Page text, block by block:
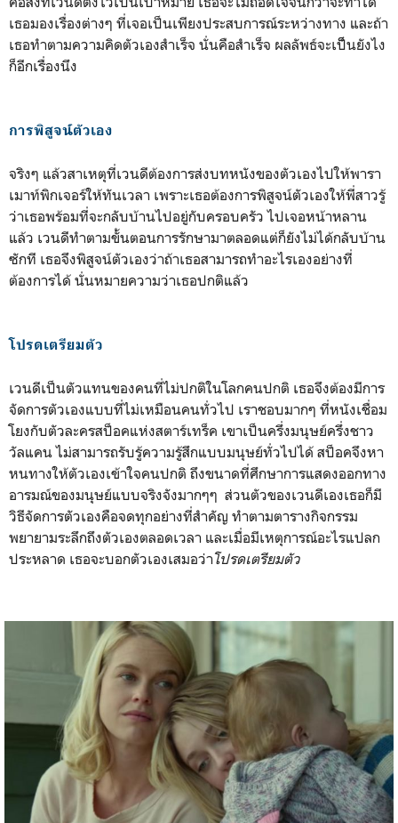
เธอมองเรื่องต่างๆ ที่เจอเป็นเพียงประสบการณ์ระหว่างทาง และถ้า
เธอทำตามความคิดตัวเองสำเร็จ นั่นคือสำเร็จ ผลลัพธ์จะเป็็นยังไง
ก็อีกเรื่องนึง
การพิสูจน์ตัวเอง
จริงๆ แล้วสาเหตุที่เวนดีต้องการส่งบทหนังของตัวเองไปให้พารา
เมาท์พิกเจอร์ให้ทันเวลา เพราะเธอต้องการพิสูจน์ตัวเองให้พี่สาวรู้
ว่าเธอพร้อมที่จะกลับบ้านไปอยู่กับครอบครัว ไปเจอหน้าหลาน
แล้ว เวนดีทำตามขั้นตอนการรักษามาตลอดแต่ก็ยังไม่ได้กลับบ้าน
ซักที เธอจึงพิสูจน์ตัวเองว่าถ้าเธอสามารถทำอะไรเองอย่างที่
ต้องการได้ นั่นหมายความว่าเธอปกติแล้ว
โปรดเตรียมตัว
เวนดีเป็นตัวแทนของคนที่ไม่ปกติในโลกคนปกติ เธอจึงต้องมีการ
จัดการตัวเองแบบที่ไม่เหมือนคนทั่วไป เราชอบมากๆ ที่หนังเชื่อม
โยงกับตัวละครสป็อคแห่งสตาร์เทร็ค เขาเป็นครึ่งมนุษย์ครึ่งชาว
วัลแคน ไม่สามารถรับรู้ความรู้สึกแบบมนุษย์ทั่วไปได้ สป็อคจึงหา
หนทางให้ตัวเองเข้าใจคนปกติ ถึงขนาดที่ศึกษาการแสดงออกทาง
อารมณ์ของมนุษย์แบบจริงจังมากๆๆ ส่วนตัวของเวนดีเองเธอก็มี
วิธีจัดการตัวเองคือจดทุกอย่างที่สำคัญ ทำตามตารางกิจกรรม
พยายามระลึกถึงตัวเองตลอดเวลา และเมื่อมีเหตุการณ์อะไรแปลก
ประหลาด เธอจะบอกตัวเองเสมอว่าโปรดเตรียมตัว